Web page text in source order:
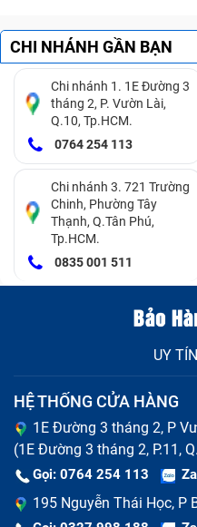
Cảm ứng điện thoại bị đơ
Ngoài ra một số lỗi về
4Gs nguyên bộ:
Cảm ứng bị liệt, không
có thể ở vài điểm hoặc
Cảm ứng bị chậm hoặc
không có người dùng
CHI NHÁNH GẦN BẠN
Chi nhánh 1. 1E Đường 3
tháng 2, P. Vườn Lài,
Q.10, Tp.HCM.
0764 254 113
Chi nhánh 3. 721 Trường
Chinh, Phường Tây
Thạnh, Q.Tân Phú,
Tp.HCM.
0835 001 511
UY
HỆ THỐNG CỬA HÀNG
1E Đường 3 tháng 2, P
(1E Đường 3 tháng 2, P.11,
Gọi: 0764 254 113
195 Nguyễn Thái Học, P